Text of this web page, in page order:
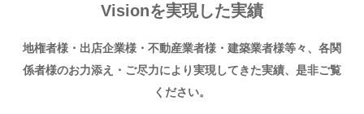
Visionを実現した実績
地権者様・出店企業様・不動産業者様・建築業者様等々、 各関
係者様のお力添え・ご尽力により実現してきた実績、是非ご覧
ください。